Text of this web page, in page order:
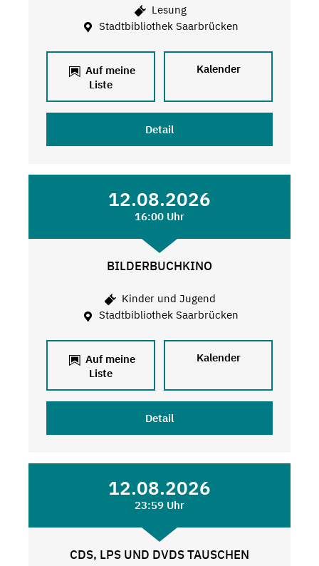
Lesung
Stadtbibliothek Saarbrücken
Auf meine
Liste
Kalender
Detail
12.08.2026
16:00 Uhr
BILDERBUCHKINO
Kinder und Jugend
Stadtbibliothek Saarbrücken
Auf meine
Liste
Kalender
Detail
12.08.2026
23:59 Uhr
CDS, LPS UND DVDS TAUSCHEN